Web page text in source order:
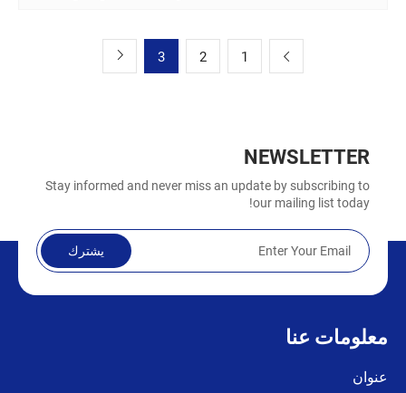
1
2
3
NEWSLETTER
Stay informed and never miss an update by subscribing to
our mailing list today!
يشترك
معلومات عنا
عنوان